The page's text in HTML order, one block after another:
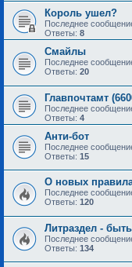
Король ушел?
Последнее
Ответы: 8
Смайлы
Последнее
Ответы: 20
Главпочтамт
Последнее
Ответы: 4
Анти-бот
Последнее
Ответы: 15
О новых
Последнее
Ответы: 120
Литраздел -
Последнее
Ответы: 134